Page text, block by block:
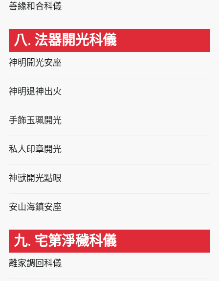
善緣和合科儀
八. 法器開光科儀
神明開光安座
神明退神出火
手飾玉珮開光
私人印章開光
神獸開光點眼
安山海鎮安座
九. 宅第淨穢科儀
離家調回科儀